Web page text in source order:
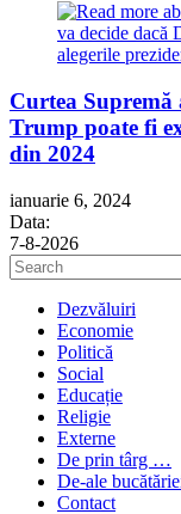
Curtea Supremă
Trump poate fi
din 2024
ianuarie 6, 2024
Data:
7-8-2026
Dezvăluiri
Economie
Politică
Social
Educație
Religie
Externe
De prin târg …
De-ale
Contact